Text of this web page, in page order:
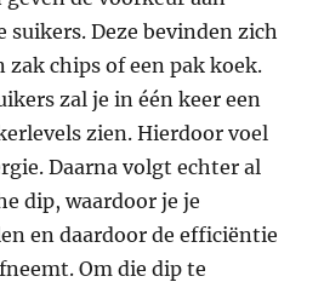
suikers. Deze bevinden zich
zak chips of een pak koek.
zal je in één keer een
zien. Hierdoor voel
Daarna volgt echter al
dip, waardoor je je
en daardoor de efficiëntie
Om die dip te